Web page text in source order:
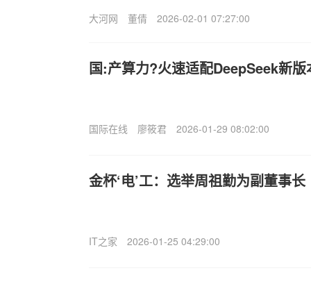
大河网 董倩 2026-02-01 07:27:00
国:产算力?火速适配DeepSeek新版
国际在线 廖筱君 2026-01-29 08:02:00
金杯‘电’工：选举周祖勤为副董事长
IT之家 2026-01-25 04:29:00